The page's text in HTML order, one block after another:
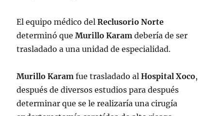
El equipo médico delReclusorio Norte
determinó queMurilloKaram debería de ser
trasladado a una unidad de especialidad.
MurilloKaram fue trasladado alHospital Xoco,
después de diversos estudios para después
determinar que se le realizaría una cirugía